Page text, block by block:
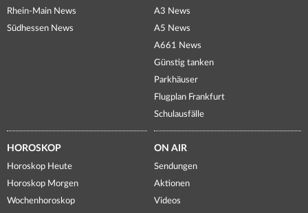
Rhein-Main News
Südhessen News
A3 News
A5 News
A661 News
Günstig tanken
Parkhäuser
Flugplan Frankfurt
Schulausfälle
HOROSKOP
Horoskop Heute
Horoskop Morgen
Wochenhoroskop
ON AIR
Sendungen
Aktionen
Videos